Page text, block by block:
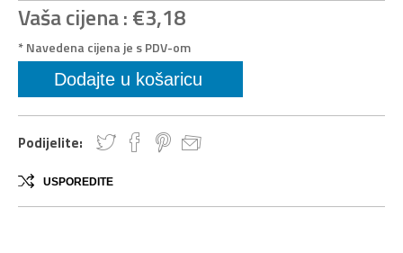
Vaša cijena :€3,18
* Navedena cijena je s PDV-om
Podijelite:
USPOREDITE